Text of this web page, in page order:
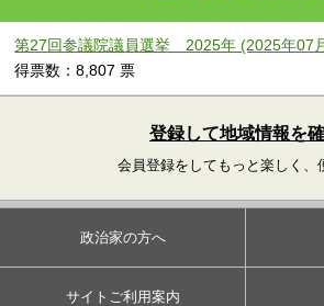
第27回参議院議員選挙 2025年 (2025年07
得票数：8,807 票
登録して地域情報を
会員登録をしてもっと楽しく、
政治家の方へ
サイトご利用案内